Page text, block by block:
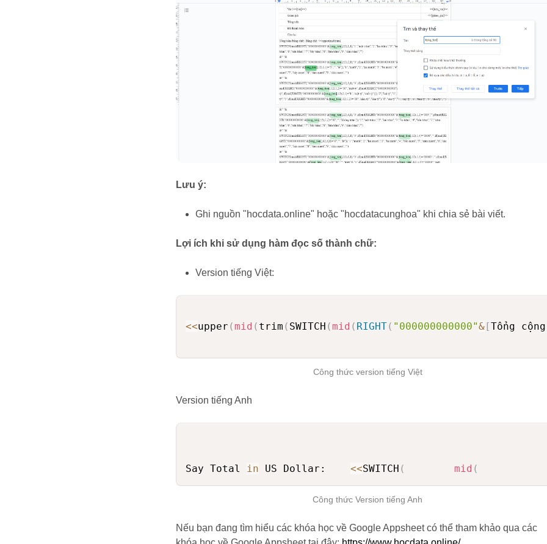
Lưu ý:
Ghi nguồn "hocdata.online" hoặc "hocdatacunghoa" khi chia sẻ bài viết.
Lợi ích khi sử dụng hàm đọc số thành chữ:
Version tiếng Việt:
<<upper (mid ( trim ( SWITCH (mid ( RIGHT( "000000000000"& [Tổng cộng
Công thức version tiếng Việt
Version tiếng Anh
Say Total in US Dollar: <<SWITCH ( mid (
Công thức Version tiếng Anh
Nếu bạn đang tìm hiểu các khóa học về Google Appsheet có thể tham khảo qua các